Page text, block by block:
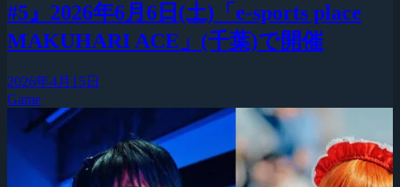
#5』2026年6月6日(土)「e-sports place
MAKUHARI ACE」(千葉)で開催
2026年4月15日
Game